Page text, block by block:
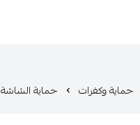
حماية وكفرات حماية الشاشة